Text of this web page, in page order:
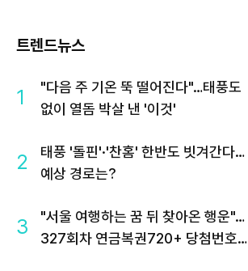
트렌드뉴스
1
"다음 주 기온 뚝 떨어진다"…태풍도
없이 열돔 박살 낸 '이것'
2
태풍 '돌핀'·'찬홈' 한반도 빗겨간다…
예상 경로는?
3
"서울 여행하는 꿈 뒤 찾아온 행운"…
327회차 연금복권720+ 당첨번호조